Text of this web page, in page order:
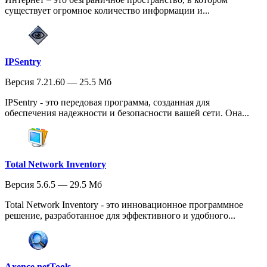
существует огромное количество информации и...
IPSentry
Версия 7.21.60 — 25.5 Мб
IPSentry - это передовая программа, созданная для
обеспечения надежности и безопасности вашей сети. Она...
Total Network Inventory
Версия 5.6.5 — 29.5 Мб
Total Network Inventory - это инновационное программное
решение, разработанное для эффективного и удобного...